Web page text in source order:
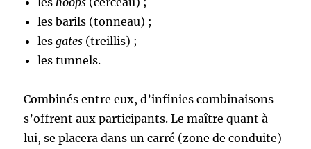
les barils (tonneau) ;
lesgates (treillis) ;
les tunnels.
Combinés entre eux, d’infinies combinaisons
s’offrent aux participants. Le maître quant à
lui, se placera dans un carré (zone de conduite)